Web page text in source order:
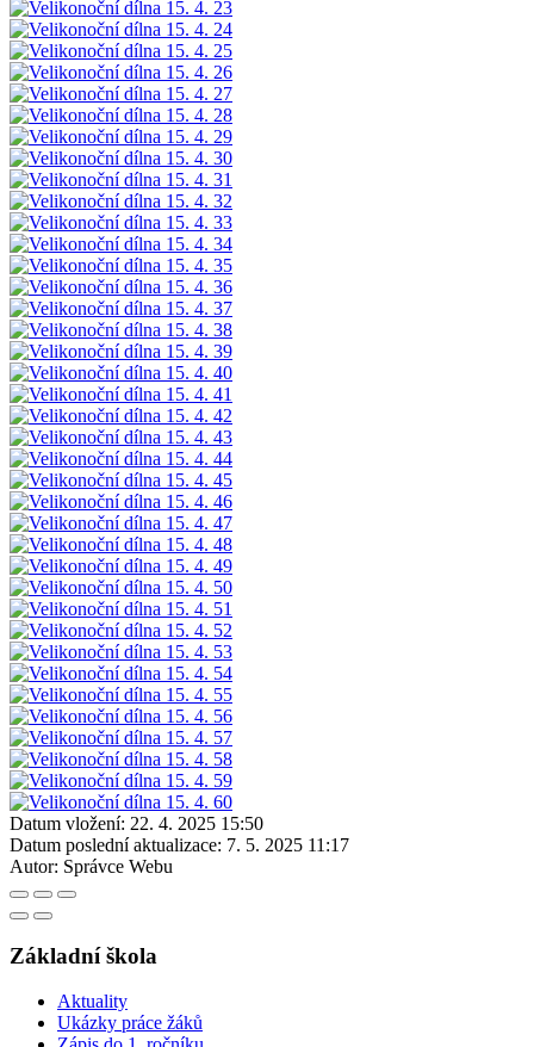
Datum vložení: 22. 4. 2025 15:50
Datum poslední aktualizace: 7. 5. 2025 11:17
Autor: Správce Webu
Základní škola
Aktuality
Ukázky práce žáků